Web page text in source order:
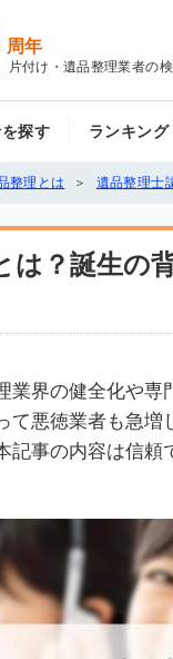
周年
片付け・遺品整理業者の
探す ランキング
整理とは 遺品整理士
は？誕生の
業界の健全化や専
て悪徳業者も急
事の内容は信頼